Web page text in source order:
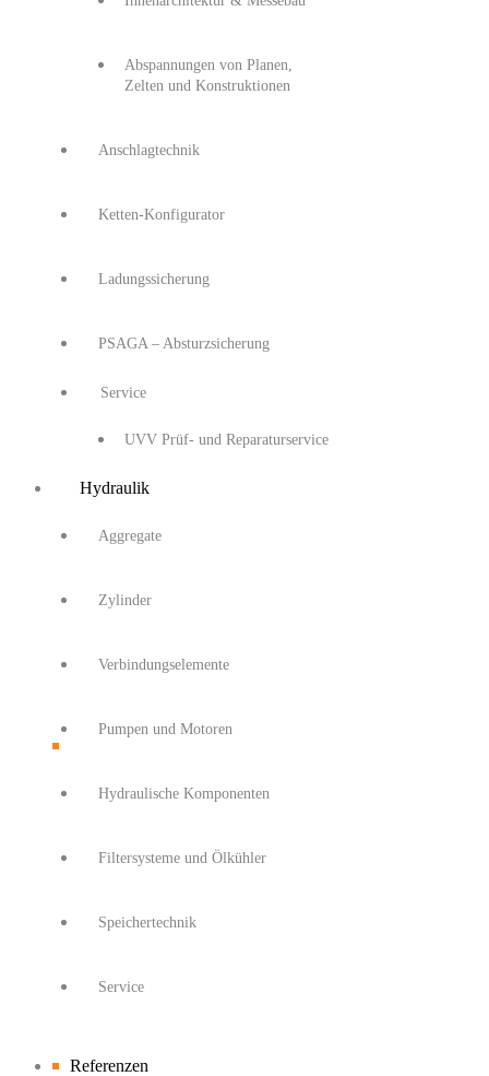
Abspannungen von Planen,
Zelten und Konstruktionen
Anschlagtechnik
Ketten-Konfigurator
Ladungssicherung
PSAGA – Absturzsicherung
Service
UVV Prüf- und Reparaturservice
Hydraulik
Aggregate
Zylinder
Verbindungselemente
Pumpen und Motoren
Hydraulische Komponenten
Filtersysteme und Ölkühler
Speichertechnik
Service
Referenzen